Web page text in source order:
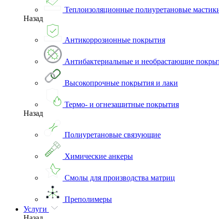
Теплоизоляционные полиуретановые
Назад
Антикоррозионные покрытия
Антибактериальные и необрастающие
Высокопрочные покрытия и лаки
Термо- и огнезащитные покрытия
Назад
Полиуретановые связующие
Химические анкеры
Смолы для производства матриц
Преполимеры
Услуги